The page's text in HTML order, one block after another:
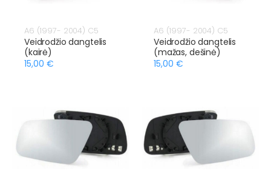
A6 (1997- 2004) C5
Veidrodžio dangtelis
(kairė)
15,00 €
A6 (1997- 2004) C5
Veidrodžio dangtelis
(mažas, dešinė)
15,00 €